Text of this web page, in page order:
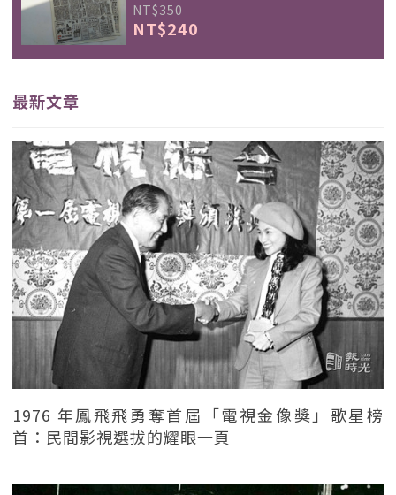
NT$350
NT$240
最新文章
1976 年鳳飛飛勇奪首屆「電視金像獎」歌星榜
首：民間影視選拔的耀眼一頁